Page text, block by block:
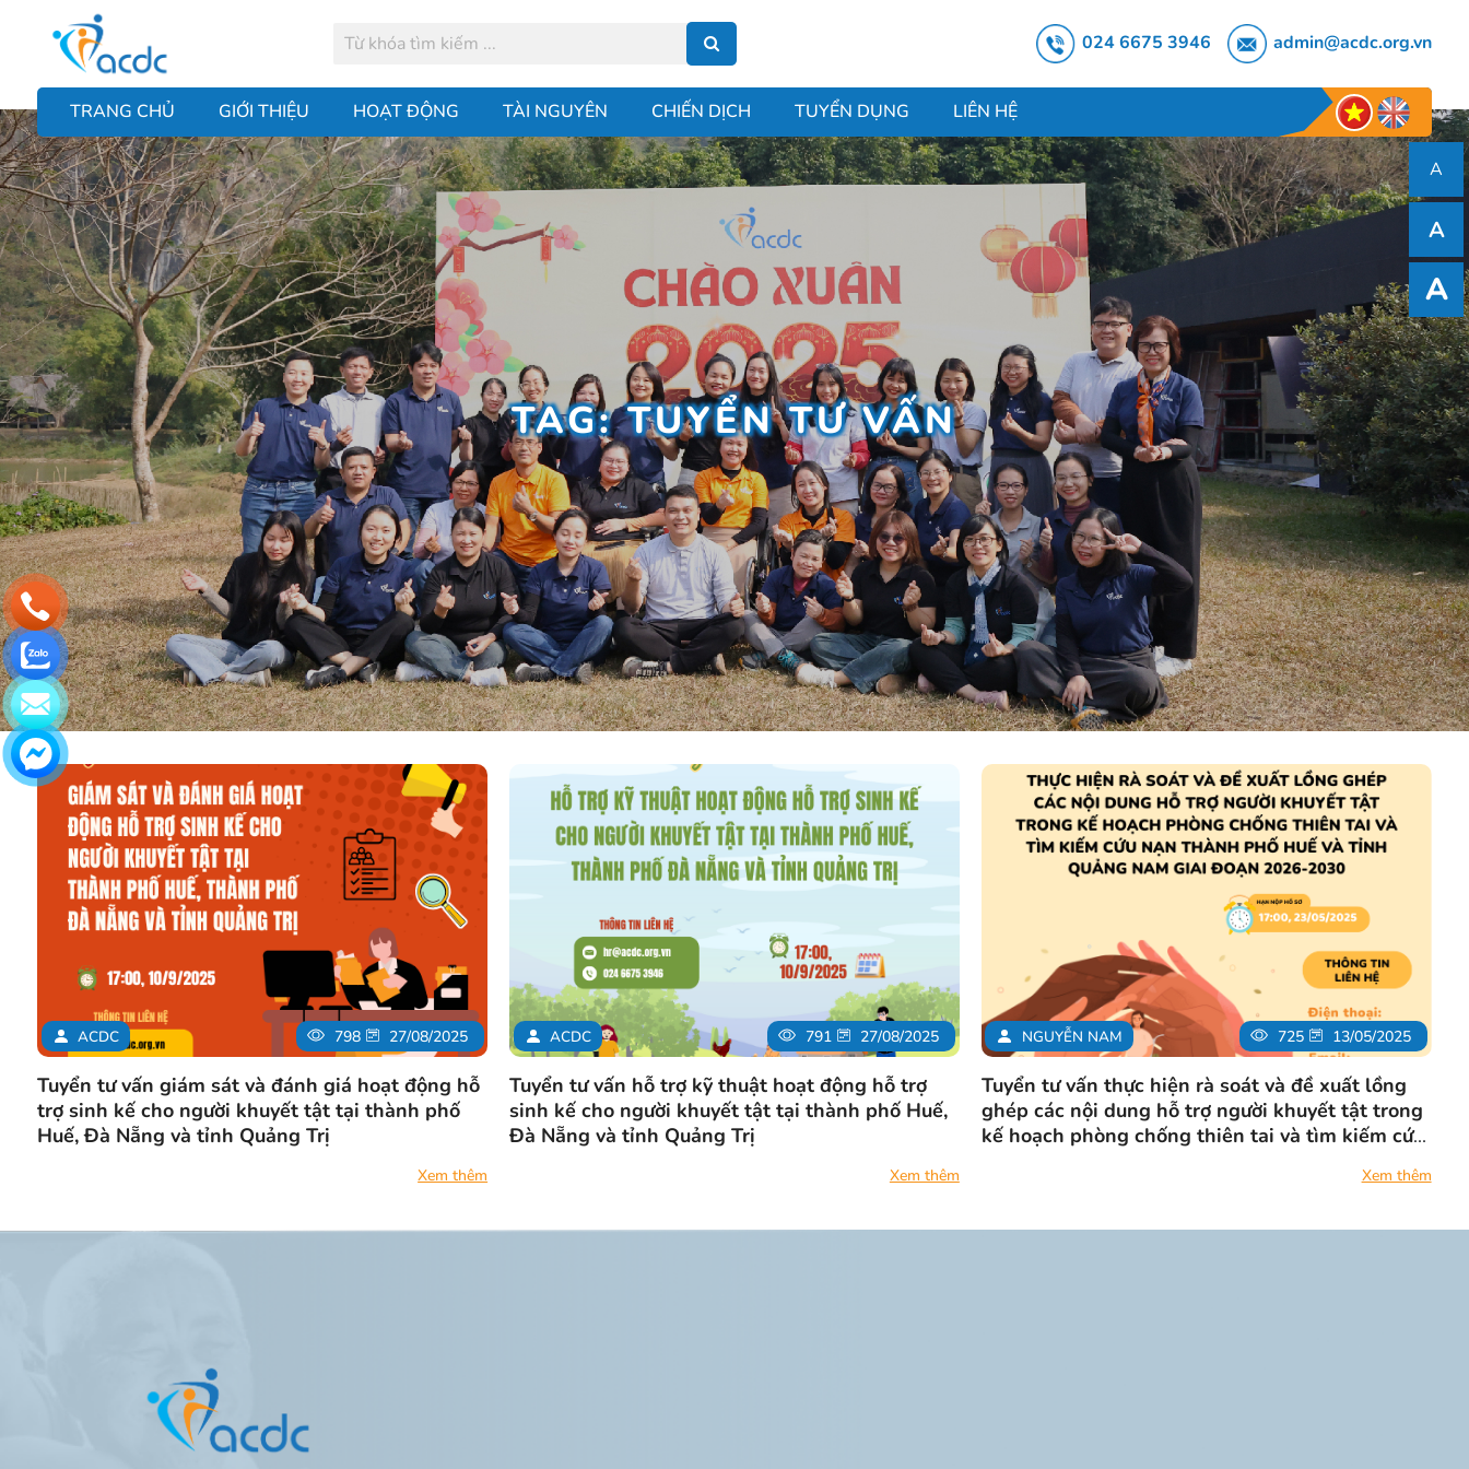
024 6675 3946 admin@acdc.org.vn
TRANG CHỦ GIỚI THIỆU HOẠT ĐỘNG TÀI NGUYÊN CHIẾN DỊCH TUYỂN DỤNG LIÊN HỆ
TAG: TUYỂN TƯ VẤN
ACDC 798 27/08/2025
Tuyển tư vấn giám sát và đánh giá hoạt động hỗ
trợ sinh kế cho người khuyết tật tại thành phố
Huế, Đà Nẵng và tỉnh Quảng Trị
Xem thêm
ACDC 791 27/08/2025
Tuyển tư vấn hỗ trợ kỹ thuật hoạt động hỗ trợ
sinh kế cho người khuyết tật tại thành phố Huế,
Đà Nẵng và tỉnh Quảng Trị
Xem thêm
NGUYỄN NAM 725 13/05/2025
Tuyển tư vấn thực hiện rà soát và đề xuất lồng
ghép các nội dung hỗ trợ người khuyết tật trong
kế hoạch phòng chống thiên tai và tìm kiếm cứu
Xem thêm
A
A
A